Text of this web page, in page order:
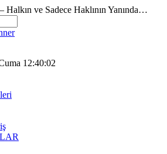
Halkın ve Sadece Haklının Yanında…
12:40:02